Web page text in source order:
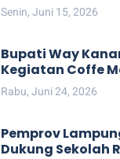
Senin, Juni 15, 2026
Bupati Way
Kegiatan Coffe
Rabu, Juni 24, 2026
Pemprov
Dukung Sekolah